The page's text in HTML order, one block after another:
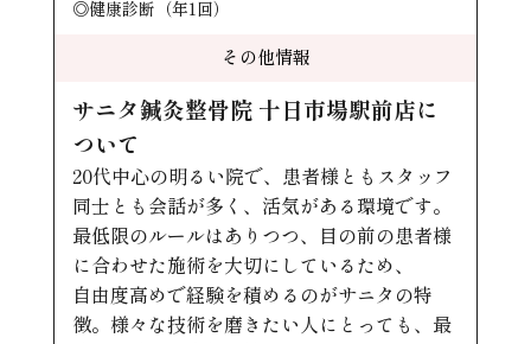
◎健康診断（年1回）
その他情報
サニタ鍼灸整骨院 十日市場駅前店に
ついて
20代中心の明るい院で、患者様ともスタッフ
同士とも会話が多く、活気がある環境です。
最低限のルールはありつつ、目の前の患者様
に合わせた施術を大切にしているため、
自由度高めで経験を積めるのがサニタの特
徴。様々な技術を磨きたい人にとっても、最